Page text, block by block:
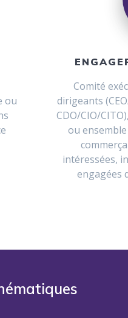
ou
Comité
dirigeants
CDO/CIO/
ou ensemble
intéressées,
engagées